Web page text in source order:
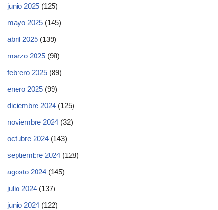
junio 2025 (125)
mayo 2025 (145)
abril 2025 (139)
marzo 2025 (98)
febrero 2025 (89)
enero 2025 (99)
diciembre 2024 (125)
noviembre 2024 (32)
octubre 2024 (143)
septiembre 2024 (128)
agosto 2024 (145)
julio 2024 (137)
junio 2024 (122)